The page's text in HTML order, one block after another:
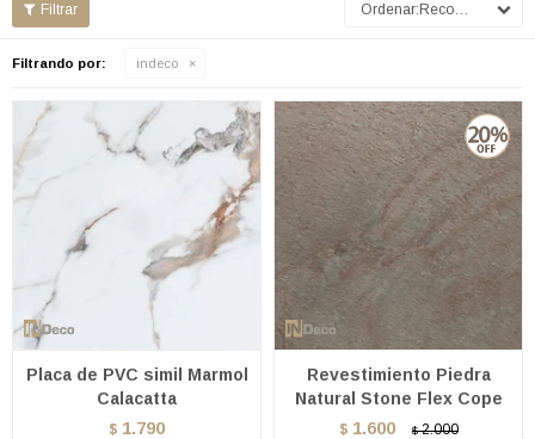
Recomendados
Filtrando por: indeco
Placa de PVC simil Marmol
Calacatta
$ 1.790
Revestimiento Piedra
Natural Stone Flex Cope
$ 1.600 $ 2.000